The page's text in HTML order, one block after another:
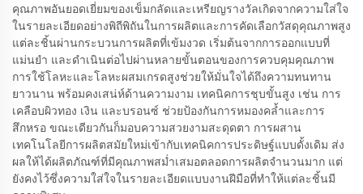
คุณภาพอันยอดเยี่ยมของเข็มกลัดและเหรียญรางวัลเกิดจากความใส่ใจ
ในรายละเอียดอย่างพิถีพิถันในการผลิตและการคัดเลือกวัสดุคุณภาพสูง
แต่ละชิ้นผ่านกระบวนการผลิตที่เข้มงวด เริ่มต้นจากการออกแบบที่
แม่นยำ และดำเนินต่อไปผ่านหลายขั้นตอนของการควบคุมคุณภาพ
การใช้โลหะและโลหะผสมเกรดสูงช่วยให้มั่นใจได้ถึงความทนทาน
ยาวนาน พร้อมคงเสน่ห์ด้านความงาม เทคนิคการชุบขั้นสูง เช่น การ
เคลือบผิวทอง เงิน และบรอนซ์ ช่วยป้องกันการหมองคล้ำและการ
สึกหรอ ขณะเดียวกันก็มอบความสวยงามสะดุดตา การผสาน
เทคโนโลยีการผลิตสมัยใหม่เข้ากับเทคนิคการประดิษฐ์แบบดั้งเดิม ส่ง
ผลให้ได้ผลิตภัณฑ์ที่มีคุณภาพสม่ำเสมอตลอดการผลิตจำนวนมาก แต่
ยังคงไว้ซึ่งความใส่ใจในรายละเอียดแบบงานฝีมือที่ทำให้แต่ละชิ้นมี